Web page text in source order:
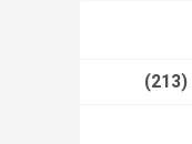
(213)